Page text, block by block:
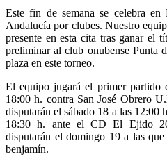
Este fin de semana se celebra en
Andalucía por clubes. Nuestro
presente en esta cita tras ganar el
preliminar al club onubense Punta
plaza en este torneo.
El equipo jugará el primer
18:00 h. contra San José Obrero
disputarán el sábado 18 a las
18:30 h. ante el CD El Ejido
disputarán el domingo 19 a las
benjamín.